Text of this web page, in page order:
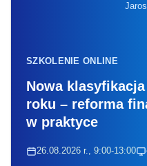
SZKOLENIE ONLINE
Nowa
roku – reforma
w praktyce
26.08.2026 r., 9:00-13:00